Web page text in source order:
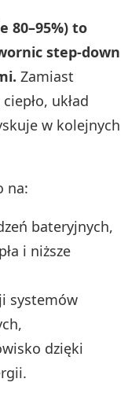
80–95%) to
step-down
Zamiast
układ
w kolejnych
na:
bateryjnych,
i niższe
systemów
dzięki